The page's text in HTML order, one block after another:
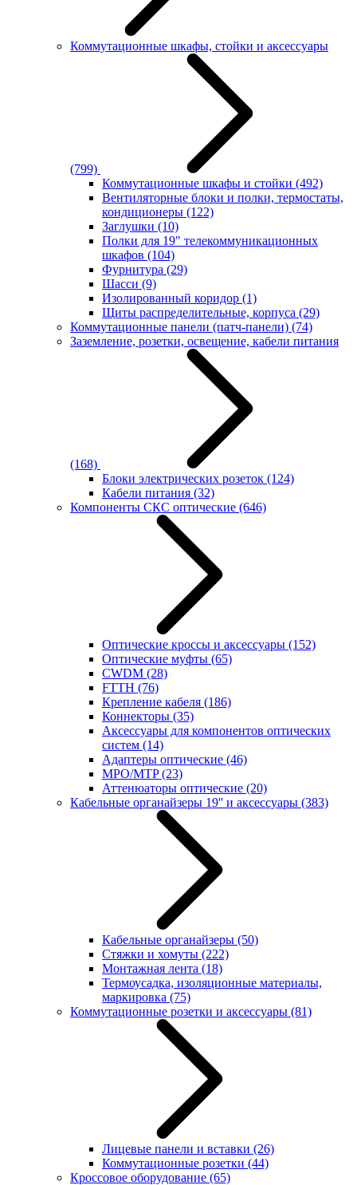
Коммутационные шкафы, стойки и аксессуары
(799)
Коммутационные шкафы и стойки (492)
Вентиляторные блоки и полки, термостаты,
кондиционеры (122)
Заглушки (10)
Полки для 19" телекоммуникационных
шкафов (104)
Фурнитура (29)
Шасси (9)
Изолированный коридор (1)
Щиты распределительные, корпуса (29)
Коммутационные панели (патч-панели) (74)
Заземление, розетки, освещение, кабели питания
(168)
Блоки электрических розеток (124)
Кабели питания (32)
Компоненты СКС оптические (646)
Оптические кроссы и аксессуары (152)
Оптические муфты (65)
CWDM (28)
FTTH (76)
Крепление кабеля (186)
Коннекторы (35)
Аксессуары для компонентов оптических
систем (14)
Адаптеры оптические (46)
MPO/MTP(23)
Аттенюаторы оптические (20)
Кабельные органайзеры 19'' и аксессуары (383)
Кабельные органайзеры (50)
Стяжки и хомуты (222)
Монтажная лента (18)
Термоусадка, изоляционные материалы,
маркировка (75)
Коммутационные розетки и аксессуары (81)
Лицевые панели и вставки (26)
Коммутационные розетки (44)
Кроссовое оборудование (65)